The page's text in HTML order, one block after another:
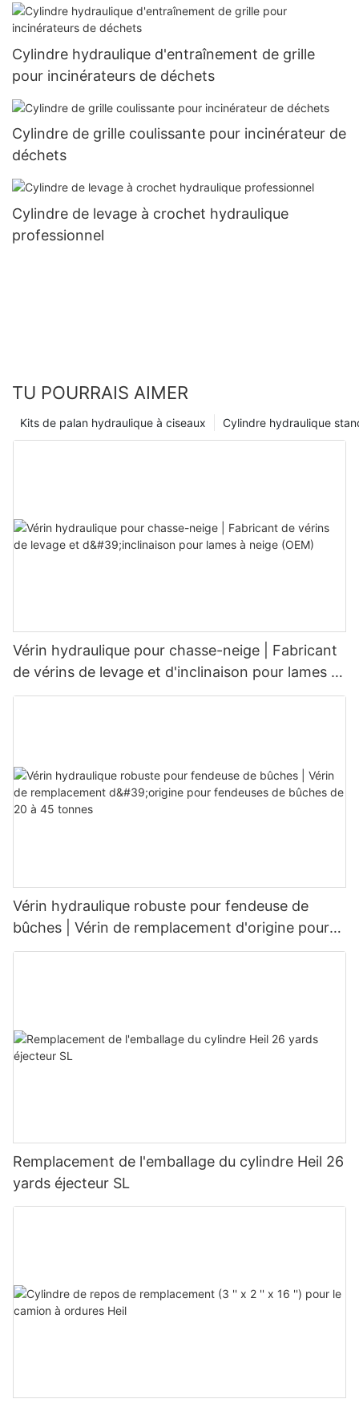
Cylindre hydraulique d'entraînement de grille
pour incinérateurs de déchets
Cylindre de grille coulissante pour incinérateur de
déchets
Cylindre de levage à crochet hydraulique
professionnel
TU POURRAIS AIMER
Cylindre hydraulique
Kits de palan hydraulique à ciseaux
Vérin hydraulique pour chasse-neige | Fabricant
de vérins de levage et d'inclinaison pour lames à
neige (OEM)
Vérin hydraulique robuste pour fendeuse de
bûches | Vérin de remplacement d'origine pour
fendeuses de bûches de 20 à 45 tonnes
Remplacement de l'emballage du cylindre Heil 26
yards éjecteur SL